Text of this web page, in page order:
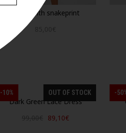
Dress with snakeprint
-10% OUT OF STOCK
Dark Green Lace Dress
89,10€
-